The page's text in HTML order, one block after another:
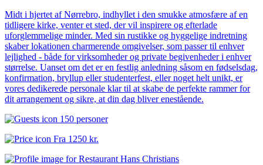
Midt i hjertet af Nørrebro, indhyllet i den smukke atmosfære af en
tidligere kirke, venter et sted, der vil inspirere og efterlade
uforglemmelige minder. Med sin rustikke og hyggelige indretning
skaber lokationen charmerende omgivelser, som passer til enhver
lejlighed - både for virksomheder og private begivenheder i enhver
størrelse. Uanset om det er en festlig anledning såsom en fødselsdag,
konfirmation, bryllup eller studenterfest, eller noget helt unikt, er
vores dedikerede personale klar til at skabe de perfekte rammer for
dit arrangement og sikre, at din dag bliver enestående.
150 personer
Fra 1250 kr.